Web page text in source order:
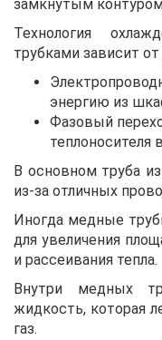
замкнутым
Технология
трубками зависит
энергию из
Фазовый
теплоносителя
В основном труба
из-за отличных
Иногда медные
для увеличения
и рассеивания тепла.
Внутри медных
жидкость, которая
газ.